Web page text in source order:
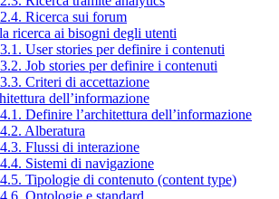
Ricerca sui forum
ricerca ai bisogni degli utenti
User stories per definire i contenuti
Job stories per definire i contenuti
Criteri di accettazione
dell’informazione
Definire l’architettura dell’informazione
Alberatura
Flussi di interazione
Sistemi di navigazione
Tipologie di contenuto (content type)
Ontologie e standard